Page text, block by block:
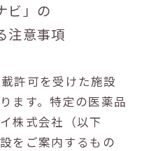
ビ」の
注意事項
許可を受けた施設
ます。特定の医薬品
株式会社（以下
をご案内するもの